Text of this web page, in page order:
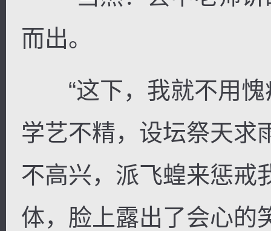
而出。
“这下，我就不用愧
学艺不精，设坛祭天求
不高兴，派飞蝗来惩戒
体，脸上露出了会心的